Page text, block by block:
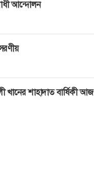
আন্দোলন
খানের শাহাদাত বার্ষিকী আজ